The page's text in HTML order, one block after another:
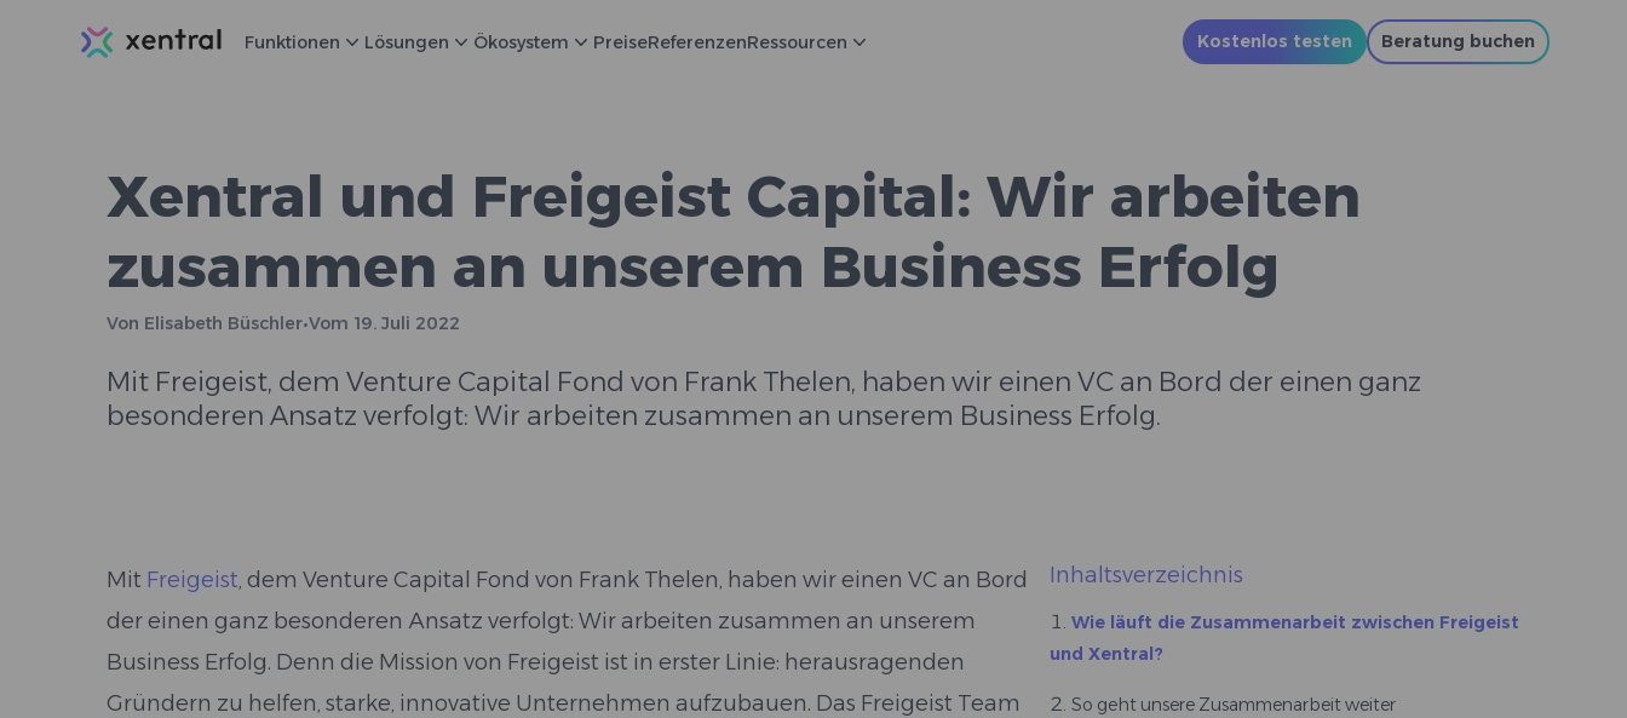
Xentral Funktionen Lösungen Ökosystem PreiseReferenzenRessourcen Kostenlos testen Beratung buchen
Xentral und Freigeist Capital: Wir arbeiten
zusammen an unserem Business Erfolg
Von Elisabeth Büschler•Vom 19. Juli 2022
Mit Freigeist, dem Venture Capital Fond von Frank Thelen, haben wir einen VC an Bord der einen ganz
besonderen Ansatz verfolgt: Wir arbeiten zusammen an unserem Business Erfolg.
Inhaltsverzeichnis
Wie läuft die Zusammenarbeit zwischen Freigeist
und Xentral?
So geht unsere Zusammenarbeit weiter
Mit Freigeist, dem Venture Capital Fond von Frank Thelen, haben wir einen VC an Bord
der einen ganz besonderen Ansatz verfolgt: Wir arbeiten zusammen an unserem
Business Erfolg. Denn die Mission von Freigeist ist in erster Linie: herausragenden
Gründern zu helfen, starke, innovative Unternehmen aufzubauen. Das Freigeist Team